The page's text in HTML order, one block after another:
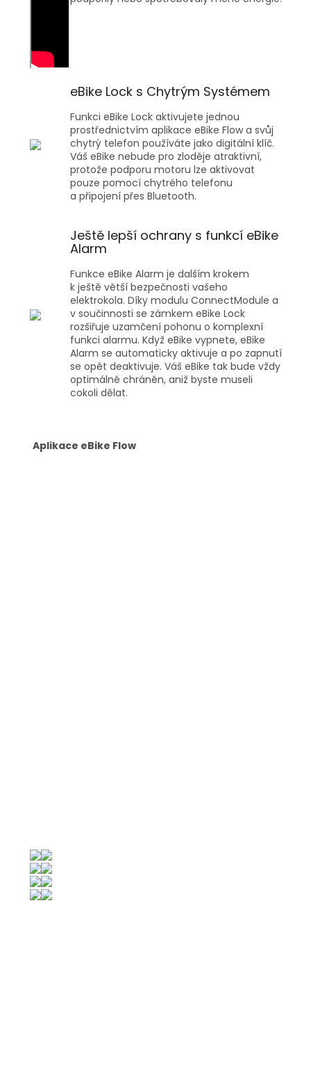
eBike Lock s Chytrým Systémem
Funkci eBike Lock aktivujete jednou
prostřednictvím aplikace eBike Flow a svůj
chytrý telefon používáte jako digitální klíč.
Váš eBike nebude pro zloděje atraktivní,
protože podporu motoru lze aktivovat
pouze pomocí chytrého telefonu
a připojení přes Bluetooth.
Ještě lepší ochrany s funkcí eBike
Alarm
Funkce eBike Alarm je dalším krokem
k ještě větší bezpečnosti vašeho
elektrokola. Díky modulu ConnectModule a
v součinnosti se zámkem eBike Lock
rozšiřuje uzamčení pohonu o komplexní
funkci alarmu. Když eBike vypnete, eBike
Alarm se automaticky aktivuje a po zapnutí
se opět deaktivuje. Váš eBike tak bude vždy
optimálně chráněn, aniž byste museli
cokoli dělat.
Aplikace eBike Flow